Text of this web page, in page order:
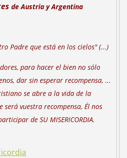
de Austria y Argentina
Padre que está en los cielos" (...)
para hacer el bien no sólo
dar sin esperar recompensa, ...
se abre a la vida de la
será vuestra recompensa, Él nos
de SU MISERICORDIA.